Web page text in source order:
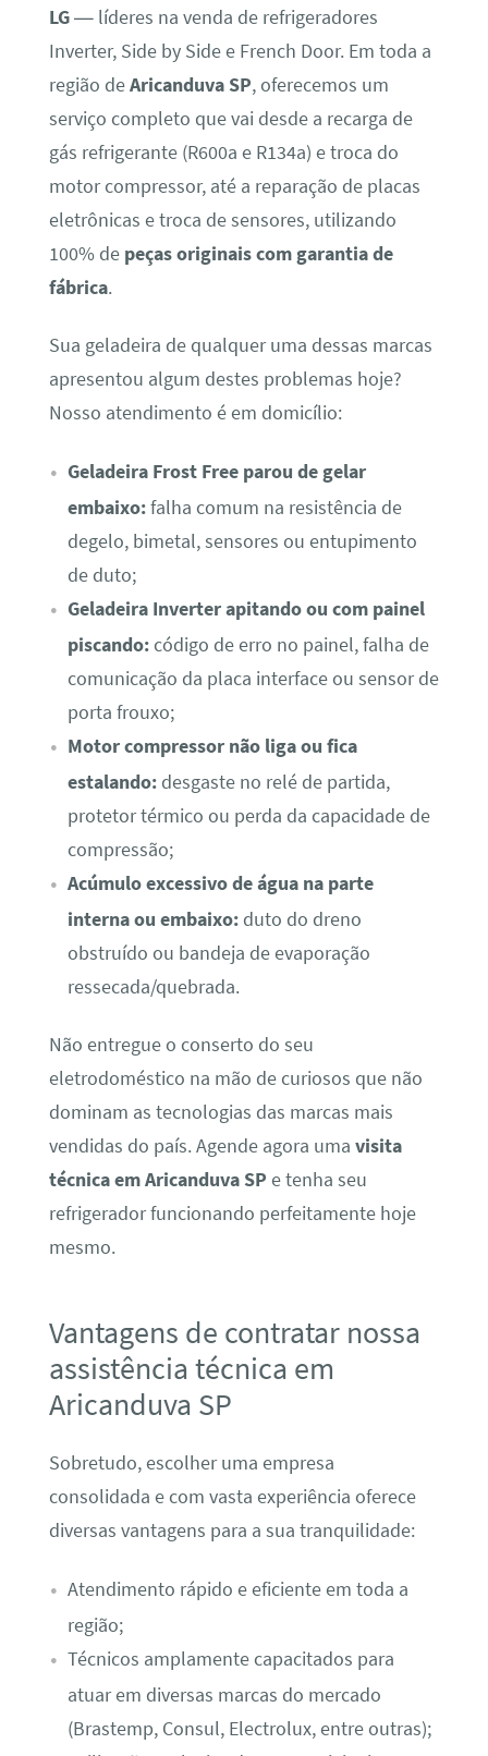
LG— líderes na venda de refrigeradores
Inverter, Side by Side e French Door. Em toda a
região deAricanduva SP, oferecemos um
serviço completo que vai desde a recarga de
gás refrigerante (R600a e R134a) e troca do
motor compressor, até a reparação de placas
eletrônicas e troca de sensores, utilizando
100% de peças originais com garantia de
fábrica.
Sua geladeira de qualquer uma dessas marcas
apresentou algum destes problemas hoje?
Nosso atendimento é em domicílio:
Geladeira Frost Free parou de gelar
embaixo:falha comum na resistência de
degelo, bimetal, sensores ou entupimento
de duto;
Geladeira Inverter apitando ou com painel
piscando:código de erro no painel, falha de
comunicação da placa interface ou sensor de
porta frouxo;
Motor compressor não liga ou fica
estalando:desgaste no relé de partida,
protetor térmico ou perda da capacidade de
compressão;
Acúmulo excessivo de água na parte
interna ou embaixo:duto do dreno
obstruído ou bandeja de evaporação
ressecada/quebrada.
Não entregue o conserto do seu
eletrodoméstico na mão de curiosos que não
dominam as tecnologias das marcas mais
vendidas do país. Agende agora uma visita
técnica em Aricanduva SP e tenha seu
refrigerador funcionando perfeitamente hoje
mesmo.
Vantagens de contratar nossa
assistência técnica em
Aricanduva SP
Sobretudo, escolher uma empresa
consolidada e com vasta experiência oferece
diversas vantagens para a sua tranquilidade:
Atendimento rápido e eficiente em toda a
região;
Técnicos amplamente capacitados para
atuar em diversas marcas do mercado
(Brastemp, Consul, Electrolux, entre outras);